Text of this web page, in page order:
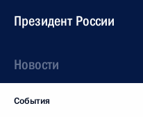
Президент России
Новости
События